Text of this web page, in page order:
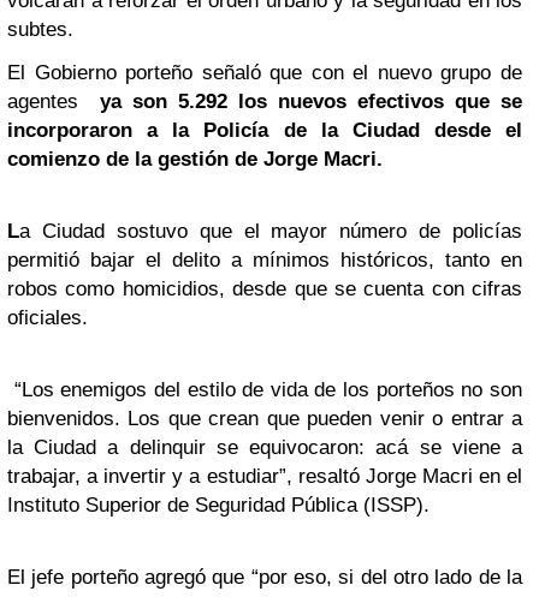
subtes.
El Gobierno porteño señaló que con el nuevo grupo de
agentes
ya son 5.292 los nuevos efectivos que se
incorporaron a la Policía de la Ciudad desde el
comienzo de la gestión de Jorge Macri.
La Ciudad sostuvo que el mayor número de policías
permitió bajar el delito a mínimos históricos, tanto en
robos como homicidios, desde que se cuenta con cifras
oficiales.
“Los enemigos del estilo de vida de los porteños no son
bienvenidos. Los que crean que pueden venir o entrar a
la Ciudad a delinquir se equivocaron: acá se viene a
trabajar, a invertir y a estudiar”, resaltó Jorge Macri en el
Instituto Superior de Seguridad Pública (ISSP).
El jefe porteño agregó que “por eso, si del otro lado de la